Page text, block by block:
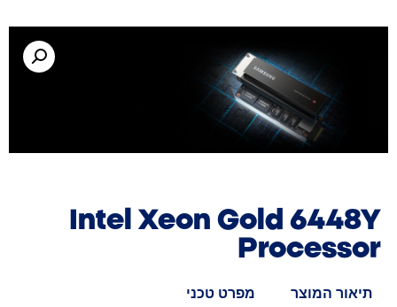
Intel Xeon Gold 6448Y
Processor
תיאור המוצר מפרט טכני